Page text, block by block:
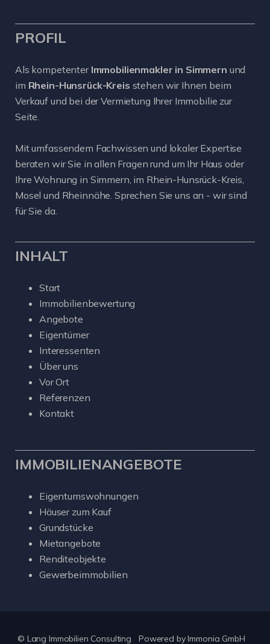
PROFIL
Als kompetenter Immobilienmakler in Simmern und
im Rhein-Hunsrück-Kreis stehen wir Ihnen beim
Verkauf und bei der Vermietung Ihrer Immobilie zur
Seite.
Mit umfassendem Fachwissen und lokaler Expertise
beraten wir Sie in allen Fragen rund um Ihr Haus oder
Ihre Wohnung in Simmern, im Rhein-Hunsrück-Kreis,
Mosel und Rheinnähe. Sprechen Sie uns an - wir sind
für Sie da.
INHALT
Start
Immobilienbewertung
Angebote
Eigentümer
Interessenten
Über uns
Vor Ort
Referenzen
Kontakt
IMMOBILIENANGEBOTE
Eigentumswohnungen
Häuser zum Kauf
Grundstücke
Mietangebote
Renditeobjekte
Gewerbeimmobilien
© Lang Immobilien Consulting Powered byImmonia GmbH